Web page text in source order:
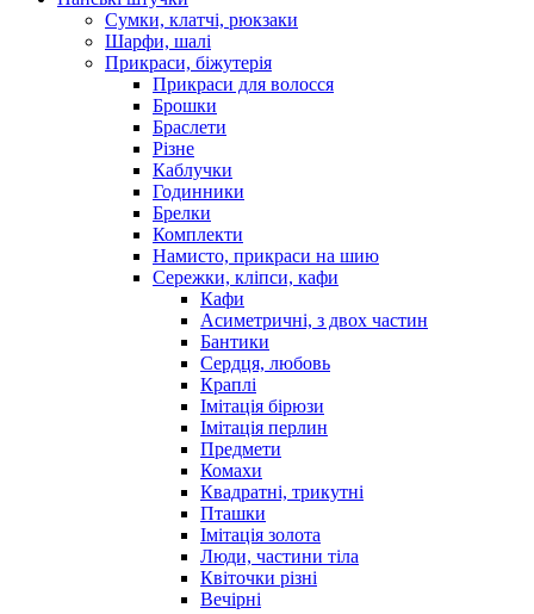
Сумки, клатчі, рюкзаки
Шарфи, шалі
Прикраси, біжутерія
Прикраси для волосся
Брошки
Браслети
Різне
Каблучки
Годинники
Брелки
Комплекти
Намисто, прикраси на шию
Сережки, кліпси, кафи
Кафи
Асиметричні, з двох частин
Бантики
Сердця, любовь
Краплі
Імітація бірюзи
Імітація перлин
Предмети
Комахи
Квадратні, трикутні
Пташки
Імітація золота
Люди, частини тіла
Квіточки різні
Вечірні